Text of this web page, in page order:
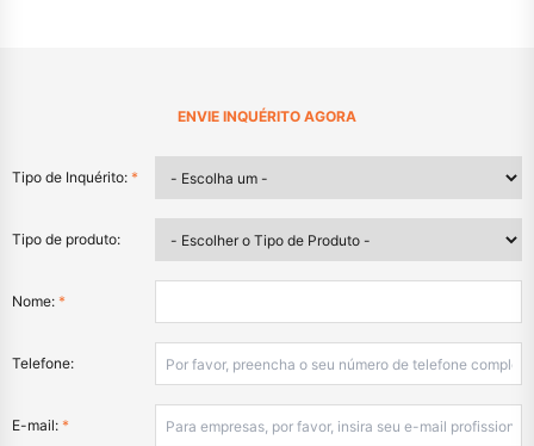
ENVIE INQUÉRITO AGORA
Tipo de Inquérito: *
Tipo de produto:
Nome: *
Telefone:
E-mail: *